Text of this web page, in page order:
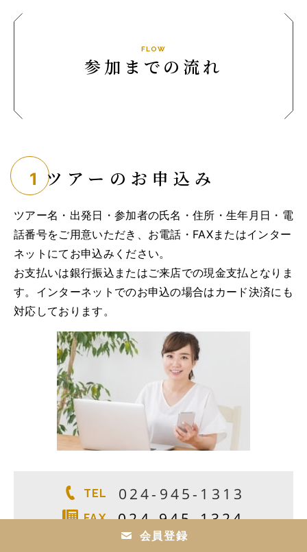
FLOW
参加までの流れ
ツアーのお申込み
ツアー名・出発日・参加者の氏名・住所・生年月日・電
話番号をご用意いただき、お電話・FAXまたはインター
ネットにてお申込みください。
お支払いは銀行振込またはご来店での現金支払となりま
す。インターネットでのお申込の場合はカード決済にも
対応しております。
TEL 024-945-1313
FAX 024-945-1324
9:00～18:00 日・祝休
会員登録